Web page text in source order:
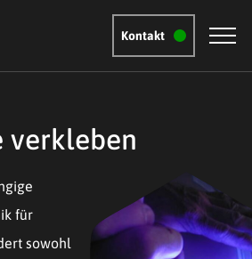
Kontakt
verkleben
für
sowohl